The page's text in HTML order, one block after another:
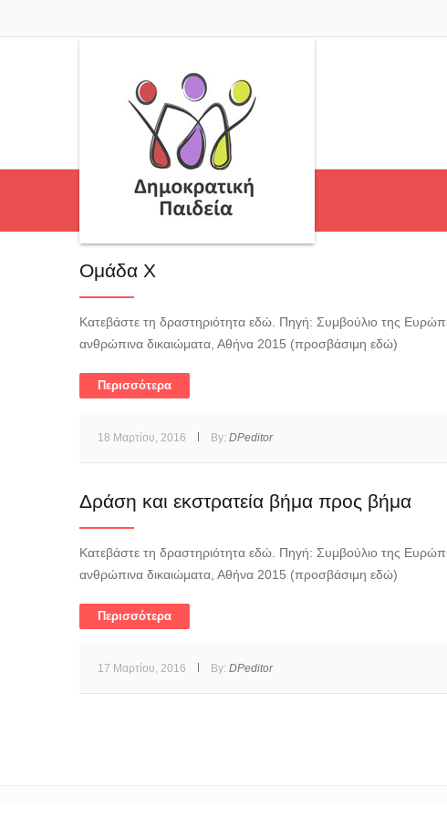
Ομάδα Χ
Κατεβάστε τη δραστηριότητα εδώ. Πηγή: Συμβούλιο της
ανθρώπινα δικαιώματα, Αθήνα 2015 (προσβάσιμη εδώ)
Περισσότερα
18 Μαρτίου, 2016 By: DPeditor
Δράση και εκστρατεία βήμα προς βήμα
Κατεβάστε τη δραστηριότητα εδώ. Πηγή: Συμβούλιο της
ανθρώπινα δικαιώματα, Αθήνα 2015 (προσβάσιμη εδώ)
Περισσότερα
17 Μαρτίου, 2016 By: DPeditor